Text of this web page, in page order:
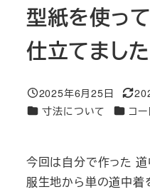
型紙を使っ
仕立てました
投稿日
2025年6月25日
更新
カテゴリー
寸法について カテゴ
コ
今回は自分で作った
服生地から単の道中着